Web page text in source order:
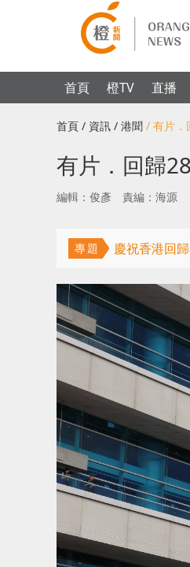
首頁 橙TV 直播
首頁 / 資訊 / 港聞 / 有片．
有片．回歸
編輯：俊彥 責編：海源
專題 慶祝香港回